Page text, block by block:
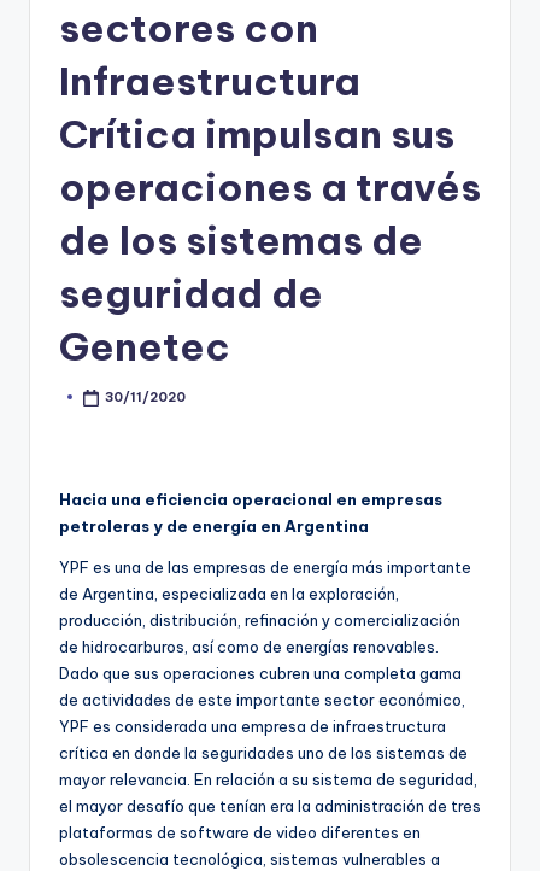
sectores con
Infraestructura
Crítica impulsan sus
operaciones a través
de los sistemas de
seguridad de
Genetec
Posted30/11/2020
Hacia una eficiencia operacional en empresas
petroleras y de energía en Argentina
YPF es una de las empresas de energía más importante
de Argentina, especializada en la exploración,
producción, distribución, refinación y comercialización
de hidrocarburos, así como de energías renovables.
Dado que sus operaciones cubren una completa gama
de actividades de este importante sector económico,
YPF es considerada una empresa de infraestructura
crítica en donde la seguridades uno de los sistemas de
mayor relevancia. En relación a su sistema de seguridad,
el mayor desafío que tenían era la administración de tres
plataformas de software de video diferentes en
obsolescencia tecnológica, sistemas vulnerables a